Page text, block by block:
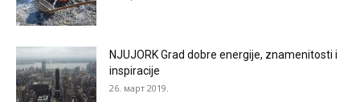
NJUJORK Grad dobre energije, znamenitosti i
inspiracije
26. март 2019.